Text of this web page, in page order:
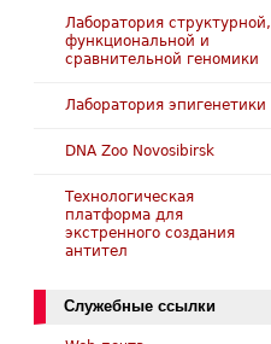
Лаборатория структурной,
функциональной и
сравнительной геномики
Лаборатория эпигенетики
DNA Zoo Novosibirsk
Технологическая
платформа для
экстренного создания
антител
Служебные ссылки